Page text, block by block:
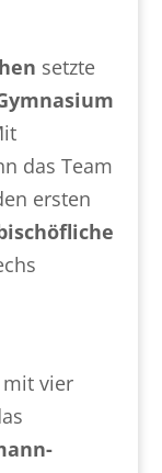
setzte
das Team
ersten
vier